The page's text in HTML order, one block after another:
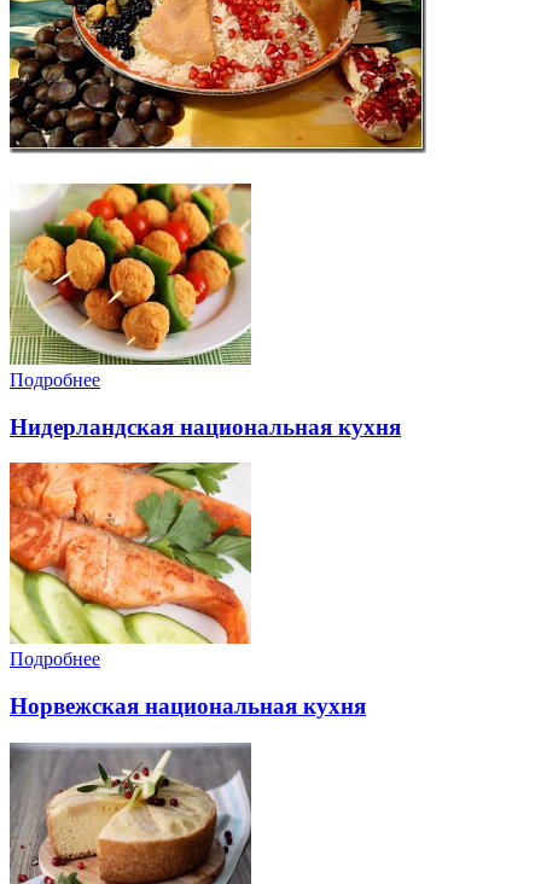
Подробнее
Нидерландская национальная кухня
Подробнее
Норвежская национальная кухня